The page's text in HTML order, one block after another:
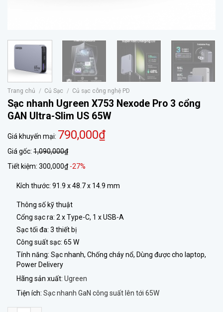
Trang chủ / Củ Sạc / Củ sạc công nghệ PD
Sạc nhanh Ugreen X753 Nexode Pro 3 cổng
GAN Ultra-Slim US 65W
Giá khuyến mại: 790,000₫
Giá gốc: 1,090,000₫
Tiết kiệm: 300,000₫ -27%
Kích thước: 91.9 x 48.7 x 14.9 mm
Thông số kỹ thuật
Cổng sạc ra: 2 x Type-C, 1 x USB-A
Sạc tối đa: 3 thiết bị
Công suất sạc: 65 W
Tính năng: Sạc nhanh, Chống cháy nổ, Dùng được cho laptop,
Power Delivery
Hãng sản xuất:Ugreen
Tiện ích:Sạc nhanh GaN công suất lên tới 65W